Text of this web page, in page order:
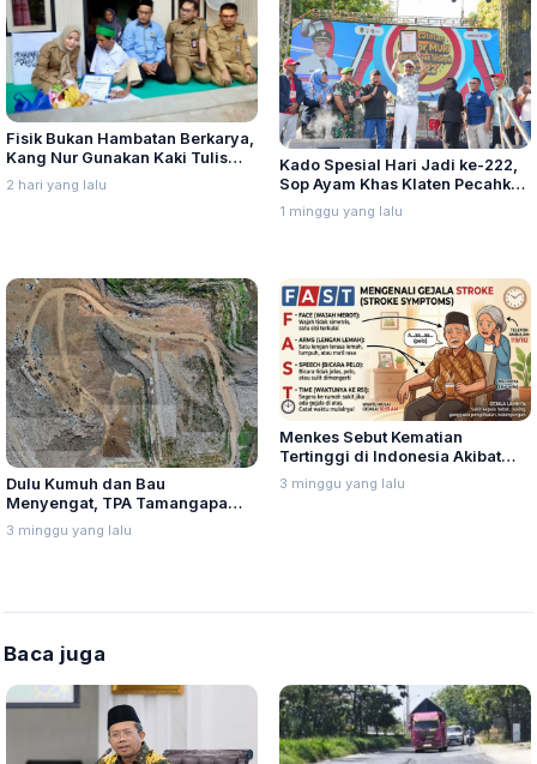
Fisik Bukan Hambatan Berkarya,
Kang Nur Gunakan Kaki Tulis
Kaligrafi Arab
2 hari yang lalu
Kado Spesial Hari Jadi ke-222,
Sop Ayam Khas Klaten Pecahkan
Rekor MURI dan Dunia
1 minggu yang lalu
Dulu Kumuh dan Bau
Menyengat, TPA Tamangapa
Kini Berubah Drastis dari Sistem
Open Dumping Menuju Sanitary
3 minggu yang lalu
Menkes Sebut Kematian
Tertinggi di Indonesia Akibat
Penyakit Stroke, Setiap Tahun
Sekitar 300.000 Orang
3 minggu yang lalu
Baca juga